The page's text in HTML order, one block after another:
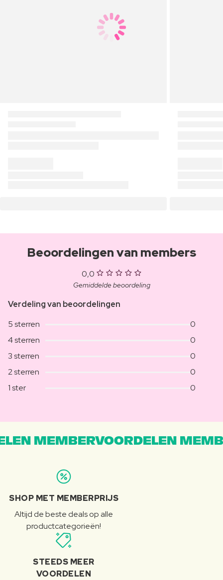
Beoordelingen van members
0,0
Gemiddelde beoordeling
Verdeling van beoordelingen
5 sterren
0
4 sterren
0
3 sterren
0
2 sterren
0
1 ster
0
MEMBERVOORDELEN
SHOP MET MEMBERPRIJS
Altijd de beste deals op alle
productcategorieën!
STEEDS MEER
VOORDELEN